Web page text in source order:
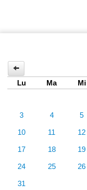
Lu
Ma Mi
3 4 5
10 11 12
17 18 19
24 25 26
31